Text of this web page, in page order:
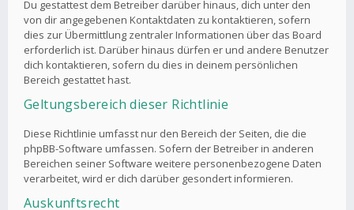
Du gestattest dem Betreiber darüber hinaus, dich unter den
von dir angegebenen Kontaktdaten zu kontaktieren, sofern
dies zur Übermittlung zentraler Informationen über das Board
erforderlich ist. Darüber hinaus dürfen er und andere Benutzer
dich kontaktieren, sofern du dies in deinem persönlichen
Bereich gestattet hast.
Geltungsbereich dieser Richtlinie
Diese Richtlinie umfasst nur den Bereich der Seiten, die die
phpBB-Software umfassen. Sofern der Betreiber in anderen
Bereichen seiner Software weitere personenbezogene Daten
verarbeitet, wird er dich darüber gesondert informieren.
Auskunftsrecht